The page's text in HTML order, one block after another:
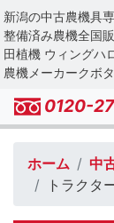
新潟の中古農機具
整備済み農機全国
田植機 ウィングハ
農機メーカークボ
0120-
ホーム 中
トラクタ